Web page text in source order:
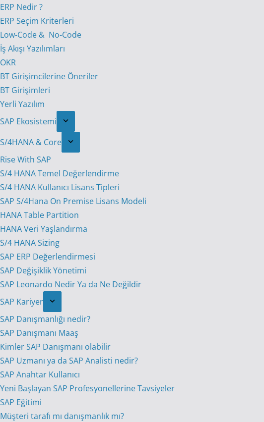
ERP Nedir ?
ERP Seçim Kriterleri
Low-Code & No-Code
İş Akışı Yazılımları
OKR
BT Girişimcilerine Öneriler
BT Girişimleri
Yerli Yazılım
SAP Ekosistemi
S/4HANA & Core
Rise With SAP
S/4 HANA Temel Değerlendirme
S/4 HANA Kullanıcı Lisans Tipleri
SAP S/4Hana On Premise Lisans Modeli
HANA Table Partition
HANA Veri Yaşlandırma
S/4 HANA Sizing
SAP ERP Değerlendirmesi
SAP Değişiklik Yönetimi
SAP Leonardo Nedir Ya da Ne Değildir
SAP Kariyer
SAP Danışmanlığı nedir?
SAP Danışmanı Maaş
Kimler SAP Danışmanı olabilir
SAP Uzmanı ya da SAP Analisti nedir?
SAP Anahtar Kullanıcı
Yeni Başlayan SAP Profesyonellerine Tavsiyeler
SAP Eğitimi
Müşteri tarafı mı danışmanlık mı?